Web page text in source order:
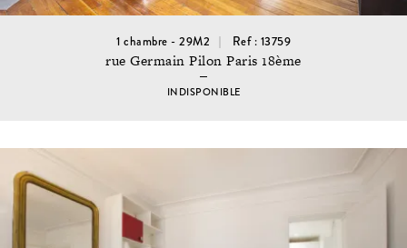
1 chambre - 29M2 Ref : 13759
rue Germain Pilon Paris 18ème
INDISPONIBLE